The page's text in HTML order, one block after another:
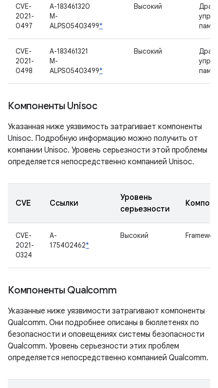
CVE-
2021-
0497
A-183461320
M-
ALPS05403499*
Высокий
CVE-
2021-
0498
A-183461321
M-
ALPS05403499*
Высокий
Компоненты Unisoc
Указанная ниже уязвимость затрагивает компоненты
Unisoc. Подробную информацию можно получить от
компании Unisoc. Уровень серьезности этой проблемы
определяется непосредственно компанией Unisoc.
CVE Ссылки
Уровень
серьезности
CVE-
2021-
0324
A-
175402462*
Высокий
Компоненты Qualcomm
Указанные ниже уязвимости затрагивают компоненты
Qualcomm. Они подробнее описаны в бюллетенях по
безопасности и оповещениях системы безопасности
Qualcomm. Уровень серьезности этих проблем
определяется непосредственно компанией Qualcomm.